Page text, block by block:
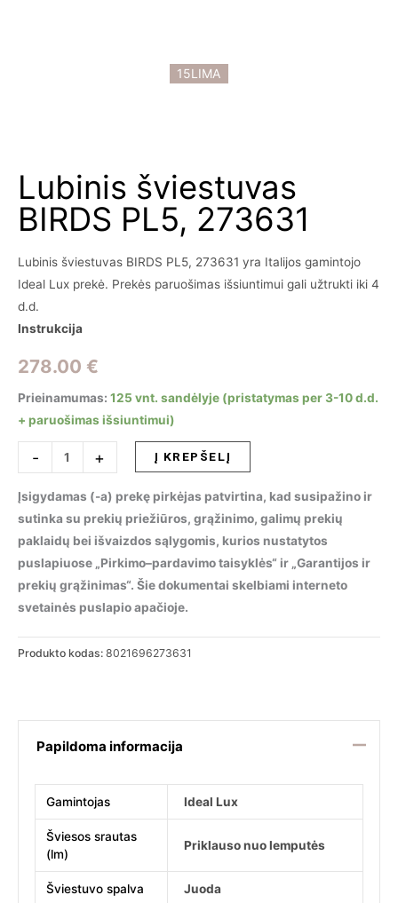
15LIMA
Lubinis šviestuvas
BIRDS PL5, 273631
Lubinis šviestuvas BIRDS PL5, 273631 yra Italijos gamintojo
Ideal Lux prekė. Prekės paruošimas išsiuntimui gali užtrukti iki 4
d.d.
Instrukcija
278.00 €
Prieinamumas: 125 vnt. sandėlyje (pristatymas per 3-10 d.d.
+ paruošimas išsiuntimui)
-
produkto
kiekis:
Lubinis
šviestuvas
BIRDS
PL5,
273631
+ Į KREPŠELĮ
Įsigydamas (-a) prekę pirkėjas patvirtina, kad susipažino ir
sutinka su prekių priežiūros, grąžinimo, galimų prekių
paklaidų bei išvaizdos sąlygomis, kurios nustatytos
puslapiuose „Pirkimo–pardavimo taisyklės“ ir „Garantijos ir
prekių grąžinimas“. Šie dokumentai skelbiami interneto
svetainės puslapio apačioje.
Produkto kodas: 8021696273631
Papildoma informacija
Gamintojas Ideal Lux
Šviesos srautas
(lm)
Priklauso nuo lemputės
Šviestuvo spalva Juoda